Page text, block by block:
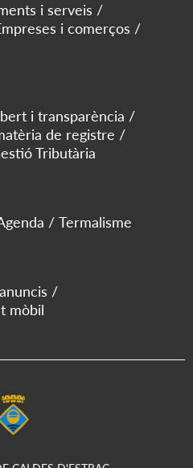
i serveis
i comerços
i transparència
de registre
Tributària
Termalisme
mòbil